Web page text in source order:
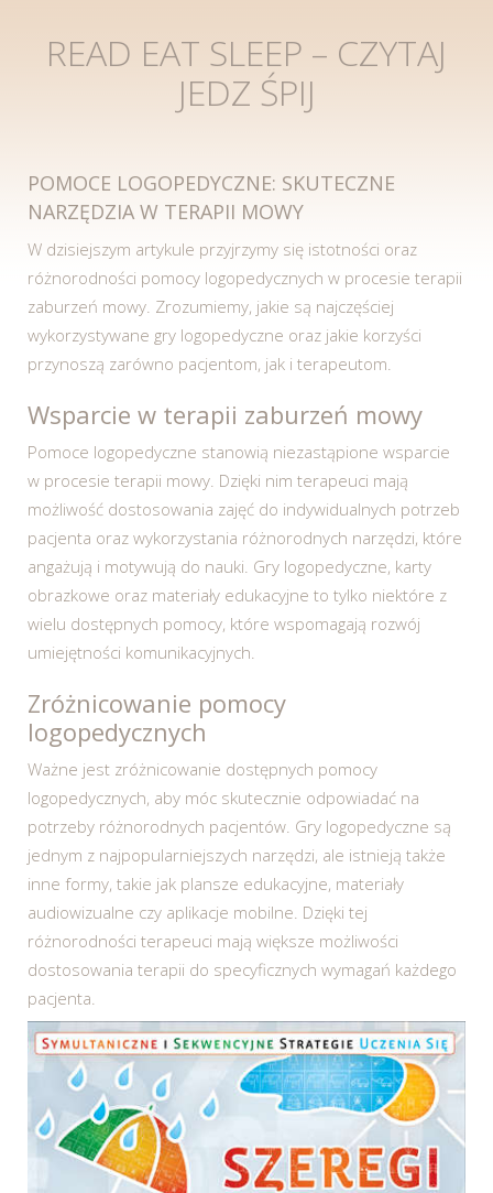
READ EAT SLEEP – CZYTAJ
JEDZ ŚPIJ
POMOCE LOGOPEDYCZNE: SKUTECZNE
NARZĘDZIA W TERAPII MOWY
W dzisiejszym artykule przyjrzymy się istotności oraz
różnorodności pomocy logopedycznych w procesie terapii
zaburzeń mowy. Zrozumiemy, jakie są najczęściej
wykorzystywane gry logopedyczne oraz jakie korzyści
przynoszą zarówno pacjentom, jak i terapeutom.
Wsparcie w terapii zaburzeń mowy
Pomoce logopedyczne stanowią niezastąpione wsparcie
w procesie terapii mowy. Dzięki nim terapeuci mają
możliwość dostosowania zajęć do indywidualnych potrzeb
pacjenta oraz wykorzystania różnorodnych narzędzi, które
angażują i motywują do nauki. Gry logopedyczne, karty
obrazkowe oraz materiały edukacyjne to tylko niektóre z
wielu dostępnych pomocy, które wspomagają rozwój
umiejętności komunikacyjnych.
Zróżnicowanie pomocy
logopedycznych
Ważne jest zróżnicowanie dostępnych pomocy
logopedycznych, aby móc skutecznie odpowiadać na
potrzeby różnorodnych pacjentów. Gry logopedyczne są
jednym z najpopularniejszych narzędzi, ale istnieją także
inne formy, takie jak plansze edukacyjne, materiały
audiowizualne czy aplikacje mobilne. Dzięki tej
różnorodności terapeuci mają większe możliwości
dostosowania terapii do specyficznych wymagań każdego
pacjenta.